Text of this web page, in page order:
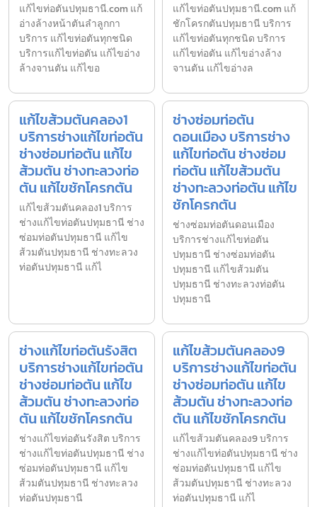
แก้ไขท่อตันปทุมธานี.com แก้
อ่างล้างหน้าตันลำลูกกา
บริการ แก้ไขท่อตันทุกชนิด
บริการแก้ไขท่อตัน แก้ไขอ่าง
ล้างจานตัน แก้ไขอ
แก้ไขท่อตันปทุมธานี.com แก้
ชักโครกตันปทุมธานี บริการ
แก้ไขท่อตันทุกชนิด บริการ
แก้ไขท่อตัน แก้ไขอ่างล้าง
จานตัน แก้ไขอ่างล
แก้ไขส้วมตันคลอง1
บริการช่างแก้ไขท่อตัน
ช่างซ่อมท่อตัน แก้ไข
ส้วมตัน ช่างทะลวงท่อ
ตัน แก้ไขชักโครกตัน
แก้ไขส้วมตันคลอง1 บริการ
ช่างแก้ไขท่อตันปทุมธานี ช่าง
ซ่อมท่อตันปทุมธานี แก้ไข
ส้วมตันปทุมธานี ช่างทะลวง
ท่อตันปทุมธานี แก้ไ
ช่างซ่อมท่อตัน
ดอนเมือง บริการช่าง
แก้ไขท่อตัน ช่างซ่อม
ท่อตัน แก้ไขส้วมตัน
ช่างทะลวงท่อตัน แก้ไข
ชักโครกตัน
ช่างซ่อมท่อตันดอนเมือง
บริการช่างแก้ไขท่อตัน
ปทุมธานี ช่างซ่อมท่อตัน
ปทุมธานี แก้ไขส้วมตัน
ปทุมธานี ช่างทะลวงท่อตัน
ปทุมธานี
ช่างแก้ไขท่อตันรังสิต
บริการช่างแก้ไขท่อตัน
ช่างซ่อมท่อตัน แก้ไข
ส้วมตัน ช่างทะลวงท่อ
ตัน แก้ไขชักโครกตัน
ช่างแก้ไขท่อตันรังสิต บริการ
ช่างแก้ไขท่อตันปทุมธานี ช่าง
ซ่อมท่อตันปทุมธานี แก้ไข
ส้วมตันปทุมธานี ช่างทะลวง
ท่อตันปทุมธานี
แก้ไขส้วมตันคลอง9
บริการช่างแก้ไขท่อตัน
ช่างซ่อมท่อตัน แก้ไข
ส้วมตัน ช่างทะลวงท่อ
ตัน แก้ไขชักโครกตัน
แก้ไขส้วมตันคลอง9 บริการ
ช่างแก้ไขท่อตันปทุมธานี ช่าง
ซ่อมท่อตันปทุมธานี แก้ไข
ส้วมตันปทุมธานี ช่างทะลวง
ท่อตันปทุมธานี แก้ไ